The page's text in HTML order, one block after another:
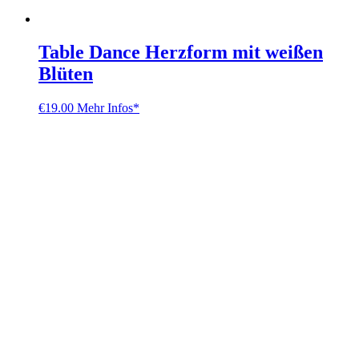
Table Dance Herzform mit weißen
Blüten
€19.00 Mehr Infos*